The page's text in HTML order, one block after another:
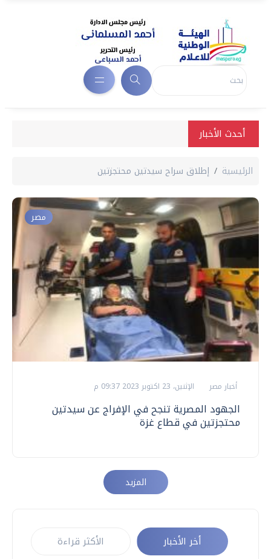
أحدث الأخبار
الرئيسية إطلاق سراح سيدتين محتجزتين
مصر
أخبار مصر الإثنين، 23 اكتوبر 2023 09:37 م
الجهود المصرية تنجح في الإفراج عن سيدتين
محتجزتين في قطاع غزة
المزيد
أخر الأخبار الأكثر قراءة